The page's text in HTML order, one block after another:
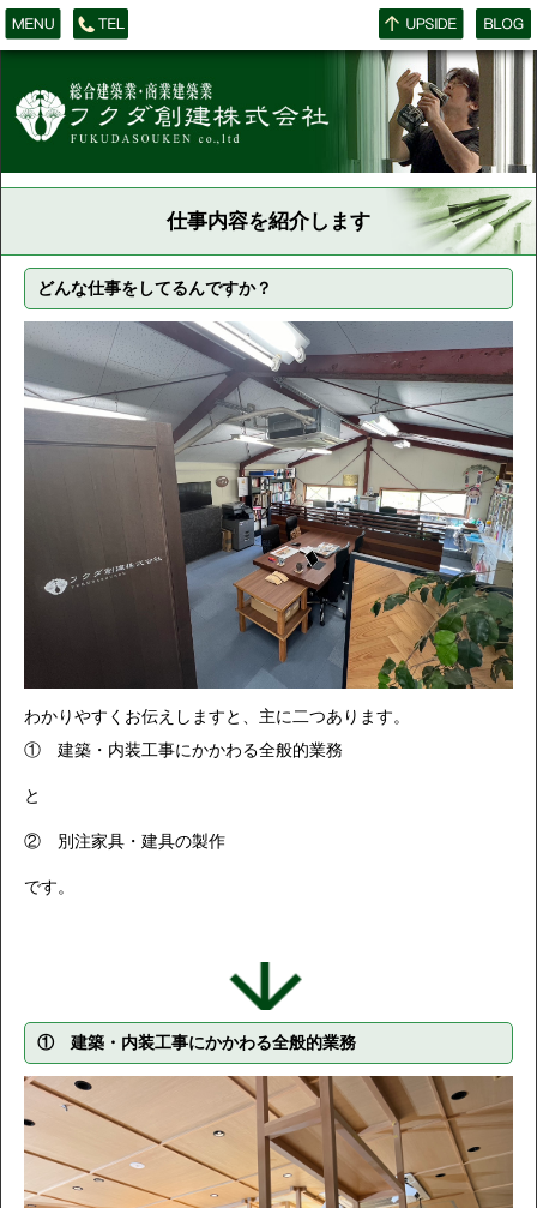
仕事内容を紹介します
どんな仕事をしてるんですか？
わかりやすくお伝えしますと、主に二つあります。
① 建築・内装工事にかかわる全般的業務
と
② 別注家具・建具の製作
です。
① 建築・内装工事にかかわる全般的業務